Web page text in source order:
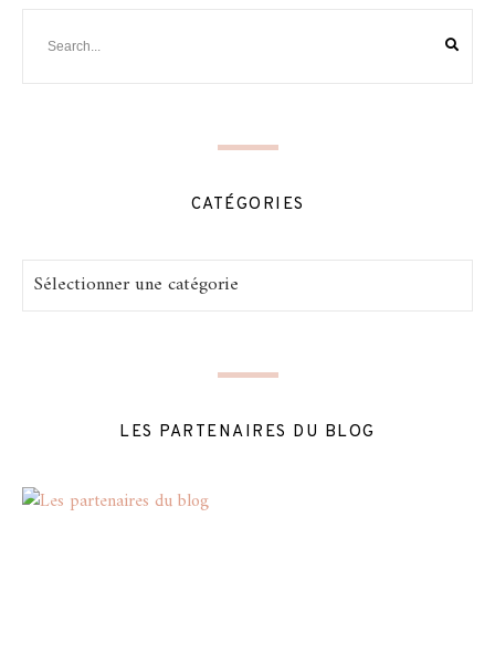
CATÉGORIES
Catégories
LES PARTENAIRES DU BLOG